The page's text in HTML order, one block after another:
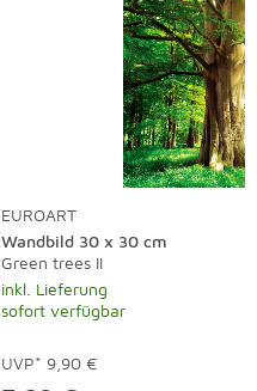
EUROART
Wandbild 30 x 30 cm
Green trees II
inkl. Lieferung
sofort verfügbar
UVP* 9,90 €